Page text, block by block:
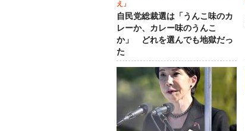
え」
自民党総裁選は「うんこ味のカ
レーか、カレー味のうんこ
か」 どれを選んでも地獄だっ
た